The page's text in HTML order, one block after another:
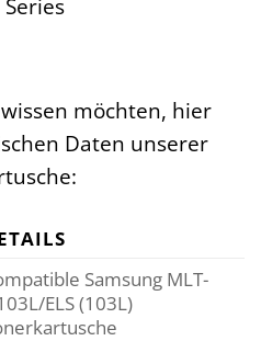
Series
möchten, hier
Daten unserer
Samsung MLT-
ELS (103L)